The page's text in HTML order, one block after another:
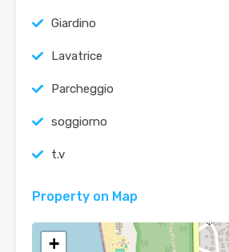
Giardino
Lavatrice
Parcheggio
soggiorno
t.v
Property on Map
+